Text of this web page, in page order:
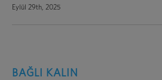
Eylül 29th, 2025
BAĞLI KALIN